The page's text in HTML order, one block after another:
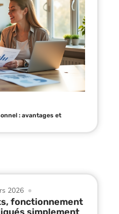
: avantages et
2026
fonctionnement